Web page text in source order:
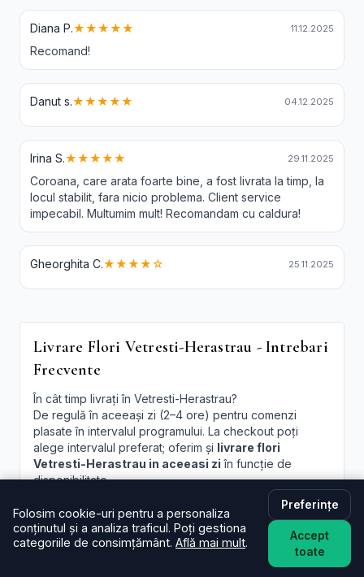
Diana P.★★★★★ 11.12.2025
Recomand!
Danut s.★★★★★ 04.12.2025
Irina S.★★★★★ 29.11.2025
Coroana, care arata foarte bine, a fost livrata la timp, la
locul stabilit, fara nicio problema. Client service
impecabil. Multumim mult! Recomandam cu caldura!
Gheorghita C.★★★★☆ 25.11.2025
Livrare Flori Vetresti-Herastrau - Intrebari
Frecvente
În cât timp livrați în Vetresti-Herastrau?
De regulă în aceeași zi (2–4 ore) pentru comenzi
plasate în intervalul programului. La checkout poți
alege intervalul preferat; oferim și livrare flori
Vetresti-Herastrau in aceeasi zi în funcție de
disponibilitate.
Este livrarea de flori la domiciliu în Vetresti-Herastrau
disponibilă și sâmbăta?
Da, în majoritatea cazurilor livrăm și sâmbăta. În
perioade aglomerate pot exista sloturi limitate, afișate
Folosim cookie-uri pentru a personaliza
conținutul și a analiza traficul. Poți gestiona
categoriile de consimțământ. Află mai mult.
Preferințe
Accept
toate